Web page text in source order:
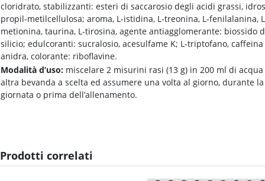
cloridrato, stabilizzanti: esteri di saccarosio degli acidi grassi,
propil-metilcellulosa; aroma, L-istidina, L-treonina, L-fenilalanina,
metionina, taurina, L-tirosina, agente antiagglomerante: biossido
silicio; edulcoranti: sucralosio, acesulfame K; L-triptofano, caffeina
anidra, colorante: riboflavine.
Modalità d’uso: miscelare 2 misurini rasi (13 g) in 200 ml di acqua
altra bevanda a scelta ed assumere una volta al giorno, durante la
giornata o prima dell’allenamento.
Prodotti correlati